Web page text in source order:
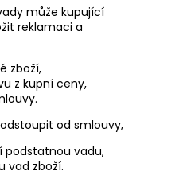
může kupující
reklamaci a
zboží,
z kupní ceny,
od smlouvy,
podstatnou vadu,
vad zboží.